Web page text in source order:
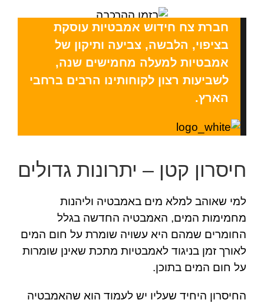
חברת צח חידוש אמבטיות עוסקת
בציפוי, הלבשה, צביעה ותיקון של
אמבטיות למעלה מחמישים שנה,
לשביעות רצון לקוחותינו הרבים ברחבי
הארץ.
חיסרון קטן – יתרונות גדולים
למי שאוהב למלא מים באמבטיה וליהנות
מחמימות המים, האמבטיה החדשה בגלל
החומרים שמהם היא עשויה שומרת על חום המים
לאורך זמן בניגוד לאמבטיות מתכת שאינן שומרות
על חום המים בתוכן.
החיסרון היחיד שעליו יש לעמוד הוא שהאמבטיה